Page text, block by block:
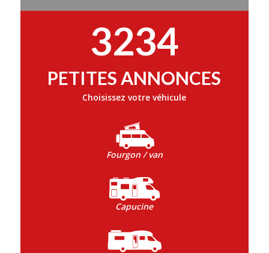
3234
PETITES ANNONCES
Choisissez votre véhicule
Fourgon / van
Capucine